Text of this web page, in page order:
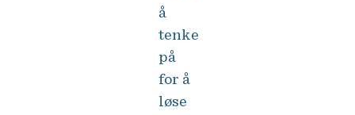
å
tenke
på
for å
løse